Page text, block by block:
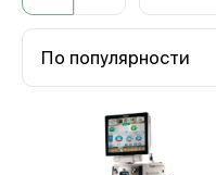
По популярности